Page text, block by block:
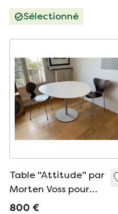
Sélectionné
Table "Attitude" par
Morten Voss pour
Fritz Hansen
800 €